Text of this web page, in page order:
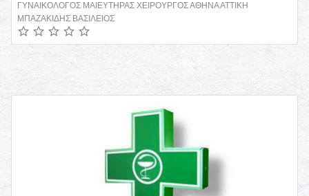
ΕΙΔΙΚΟΣ ΚΑΡΔΙΟΛΟΓΟΣ ΝΕΑ ΦΙΛΑΔΕΛΦΕΙΑ ΩΡΩΠΟΣ ΜΠΟΥΓΙΑΤΙΩΤΗΣ
ΕΥΑΓΓΕΛΟΣ